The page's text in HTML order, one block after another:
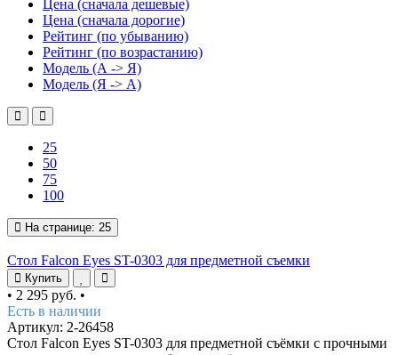
Цена (сначала дешевые)
Цена (сначала дорогие)
Рейтинг (по убыванию)
Рейтинг (по возрастанию)
Модель (А -> Я)
Модель (Я -> А)
25
50
75
100
На странице: 25
Стол Falcon Eyes ST-0303 для предметной съемки
Купить
• 2 295 руб. •
Есть в наличии
Артикул: 2-26458
Стол Falcon Eyes ST-0303 для предметной съёмки с прочными